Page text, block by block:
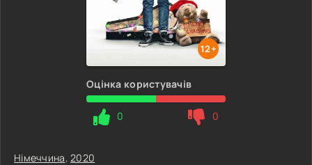
12+
Оцінка користувачів
0 0
Німеччина,2020